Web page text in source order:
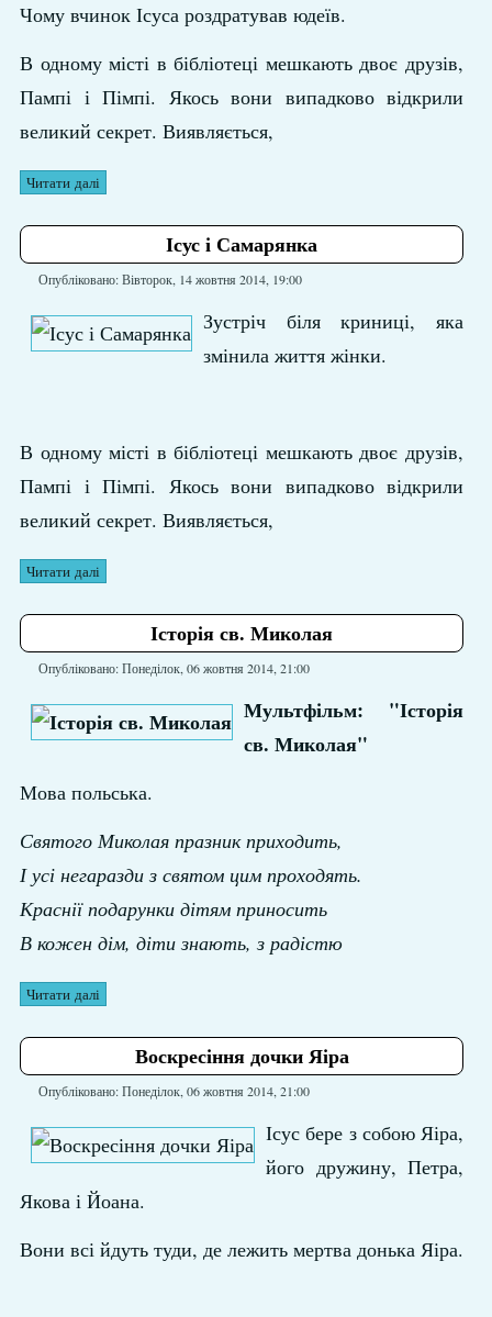
Чому вчинок Ісуса роздратував юдеїв.
В одному місті в бібліотеці мешкають двоє друзів,
Пампі і Пімпі. Якось вони випадково відкрили
великий секрет. Виявляється,
Читати далі
Ісус і Самарянка
Опубліковано: Вівторок, 14 жовтня 2014, 19:00
Зустріч біля криниці, яка
змінила життя жінки.
В одному місті в бібліотеці мешкають двоє друзів,
Пампі і Пімпі. Якось вони випадково відкрили
великий секрет. Виявляється,
Читати далі
Історія св. Миколая
Опубліковано: Понеділок, 06 жовтня 2014, 21:00
Мультфільм: "Історія
св. Миколая"
Мова польська.
Святого Миколая празник приходить,
І усі негаразди з святом цим проходять.
Краснії подарунки дітям приносить
В кожен дім, діти знають, з радістю
Читати далі
Воскресіння дочки Яіра
Опубліковано: Понеділок, 06 жовтня 2014, 21:00
Ісус бере з собою Яіра,
його дружину, Петра,
Якова і Йоана.
Вони всі йдуть туди, де лежить мертва донька Яіра.